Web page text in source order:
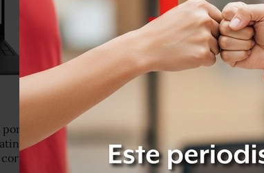
Estados Unidos y la Unión Europea, y
como un ‘dictador’, han sidodías
de BBC Mundo en Caracas, Guillermo